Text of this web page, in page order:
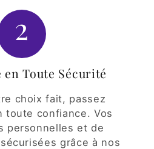
2
en Toute Sécurité
choix fait, passez
toute confiance. Vos
personnelles et de
grâce à nos